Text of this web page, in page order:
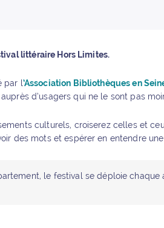
littéraire Hors Limites.
par l’Association Bibliothèques en
d’usagers qui ne le sont pas
culturels, croiserez celles et
des mots et espérer en entendre
le festival se déploie